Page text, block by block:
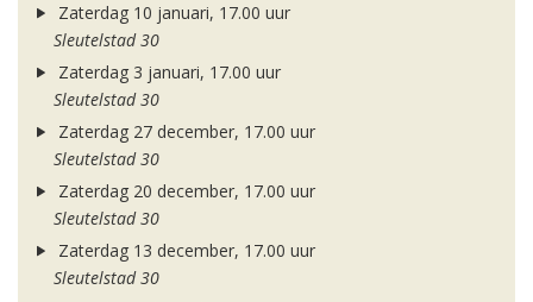
Zaterdag 10 januari, 17.00 uur
Sleutelstad 30
Zaterdag 3 januari, 17.00 uur
Sleutelstad 30
Zaterdag 27 december, 17.00 uur
Sleutelstad 30
Zaterdag 20 december, 17.00 uur
Sleutelstad 30
Zaterdag 13 december, 17.00 uur
Sleutelstad 30